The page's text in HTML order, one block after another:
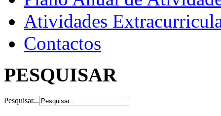
Atividades
Contactos
PESQUISAR
Pesquisar...